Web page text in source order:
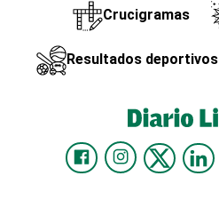
Crucigramas
Resultados deportivos